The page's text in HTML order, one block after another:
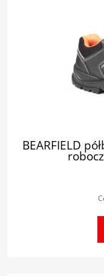
BEARFIELD